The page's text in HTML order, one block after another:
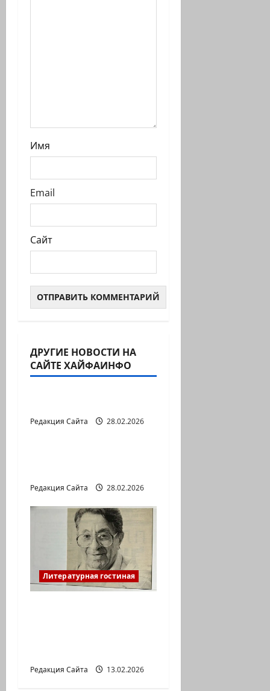
Имя
Email
Сайт
ДРУГИЕ НОВОСТИ НА
САЙТЕ ХАЙФАИНФО
Литературная гостиная
Редакция Сайта 28.02.2026
Литературная гостиная
Редакция Сайта 28.02.2026
Литературная гостиная
Редакция Сайта 13.02.2026